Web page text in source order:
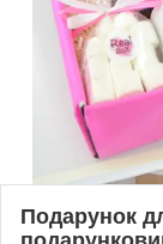
Подарунок